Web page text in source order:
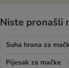
Niste pronašli
Suha hrana za
Pijesak za mačke